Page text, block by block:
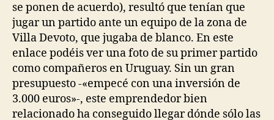
se ponen de acuerdo), resultó que tenían que
jugar un partido ante un equipo de la zona de
Villa Devoto, que jugaba de blanco. En este
enlace podéis ver una foto de su primer partido
como compañeros en Uruguay. Sin un gran
presupuesto -«empecé con una inversión de
3.000 euros»-, este emprendedor bien
relacionado ha conseguido llegar dónde sólo las